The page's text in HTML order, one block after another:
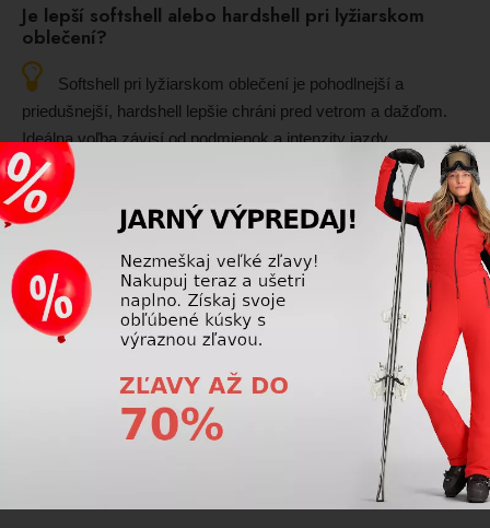
Je lepší softshell alebo hardshell pri lyžiarskom
oblečení?
Softshell pri lyžiarskom oblečení je pohodlnejší a
priedušnejší, hardshell lepšie chráni pred vetrom a dažďom.
Ideálna voľba závisí od podmienok a intenzity jazdy.
Prečítajte si viac
Lyžiarske oblečenie
Prečo na niektorých lyžiarskych nohaviciach chýbajú
traky?
Nie všetky lyžiarske nohavice potrebujú traky. Mnohé
modely sú navrhnuté s vyšším pásom, nastaviteľným
obvodom alebo ergonomickým strihom, ktorý zabezpečí